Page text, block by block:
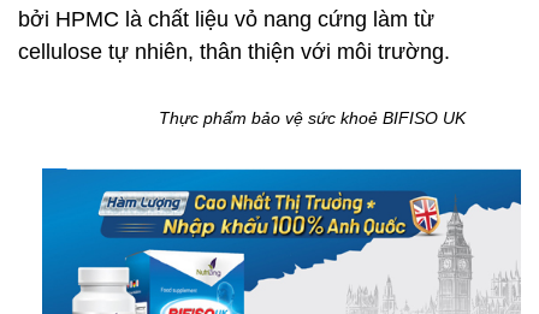
bởi HPMC là chất liệu vỏ nang cứng làm từ
cellulose tự nhiên, thân thiện với môi trường.
Thực phẩm bảo vệ sức khoẻ BIFISO UK